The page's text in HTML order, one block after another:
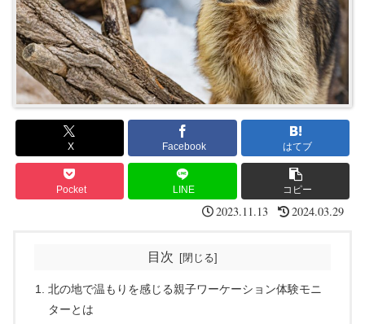
X Facebook はてブ
Pocket LINE コピー
2023.11.13 2024.03.29
目次
北の地で温もりを感じる親子ワーケーション体験モニ
ターとは